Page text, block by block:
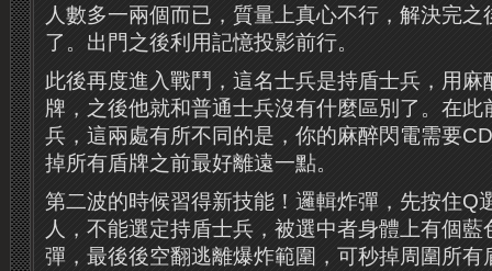
人數多一兩個而已，質量上真心不行，解決完
了。出門之後利用記憶投影前行。
此後再度進入戰鬥，這名士兵是持盾士兵，用
牌，之後他就和普通士兵沒有什麼區別了。在此
兵，這兩處有所不同的是，你的麻醉閃電需要
掉所有盾牌之前最好離遠一點。
第二波的時候習得新技能！邏輯炸彈，先按住Q
人，不能選定持盾士兵，被選中者身體上有個
彈，最後後空翻逃離爆炸範圍，可秒掉周圍所有